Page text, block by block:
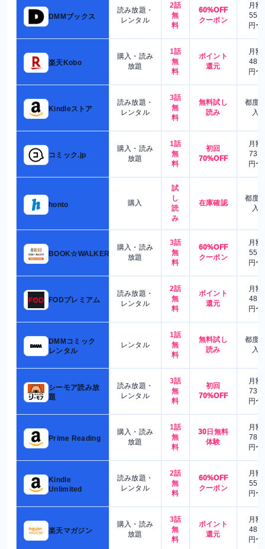
DMMブックス
読み放題・
レンタル
2話
無
料
60%OFF
クーポン
月額
550
円〜
楽天Kobo
購入・読み
放題
1話
無
料
ポイント
還元
月額
480
円〜
Kindleストア
読み放題・
レンタル
3話
無
料
無料試し
読み
都度
入
コミック.jp
購入・読み
放題
1話
無
料
初回
70%OFF
月額
730
円〜
honto 購入
試
し
読
み
在庫確認
都度
入
BOOK☆WALKER
購入・読み
放題
3話
無
料
60%OFF
クーポン
月額
550
円〜
FODプレミアム
読み放題・
レンタル
2話
無
料
ポイント
還元
月額
480
円〜
DMMコミック
レンタル
レンタル
1話
無
料
無料試し
読み
都度
入
シーモア読み放
題
読み放題・
レンタル
3話
無
料
初回
70%OFF
月額
730
円〜
Prime Reading
購入・読み
放題
1話
無
料
30日無料
体験
月額
780
円〜
Kindle
Unlimited
読み放題・
レンタル
2話
無
料
60%OFF
クーポン
月額
550
円〜
楽天マガジン
購入・読み
放題
3話
無
料
ポイント
還元
月額
480
円〜